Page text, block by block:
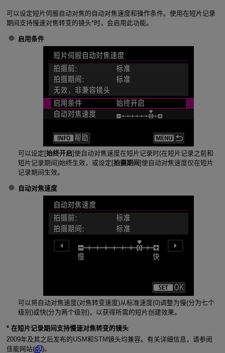
可以设定短片伺服自动对焦的自动对焦速度和操作条件。使用在短片记录
期间支持慢速对焦转变的镜头*时，会启用此功能。
启用条件
可以设定[始终开启]使自动对焦速度在短片记录时(在短片记录之前和
短片记录期间)始终生效，或设定[拍摄期间]使自动对焦速度仅在短片
记录期间生效。
自动对焦速度
可以将自动对焦速度(对焦转变速度)从标准速度(0)调整为慢(分为七个
级别)或快(分为两个级别)，以获得所需的短片创建效果。
* 在短片记录期间支持慢速对焦转变的镜头
2009年及其之后发布的USM和STM镜头均兼容。有关详细信息，请参阅
佳能网站(
)。